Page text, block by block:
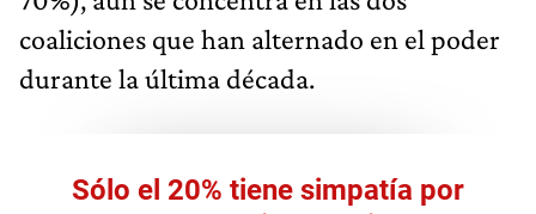
coaliciones que han alternado en el poder
durante la última década.
Sólo el 20% tiene simpatía por